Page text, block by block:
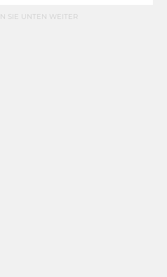
SIE UNTEN WEITER